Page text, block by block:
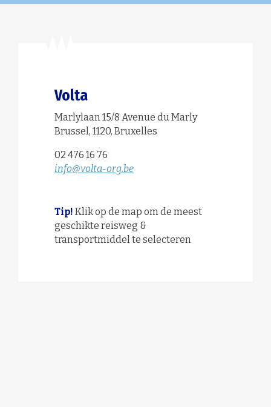
Volta
Marlylaan 15/8 Avenue du Marly
Brussel, 1120, Bruxelles
02 476 16 76
info@volta-org.be
Tip! Klik op de map om de meest
geschikte reisweg &
transportmiddel te selecteren